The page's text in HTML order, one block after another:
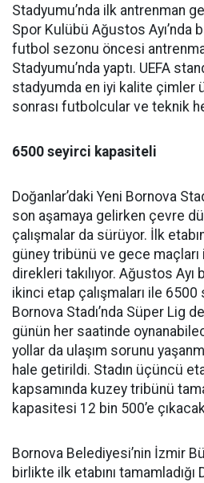
Stadyumu’nda ilk antrenman
Spor Kulübü Ağustos Ayı’nda
futbol sezonu öncesi
Stadyumu’nda yaptı. UEFA
stadyumda en iyi kalite çimler
sonrası futbolcular ve teknik
6500 seyirci kapasiteli
Doğanlar’daki Yeni Bornova
son aşamaya gelirken çevre
çalışmalar da sürüyor. İlk
güney tribünü ve gece maçları
direkleri takılıyor. Ağustos Ayı
ikinci etap çalışmaları ile
Bornova Stadı’nda Süper Lig
günün her saatinde
yollar da ulaşım sorunu
hale getirildi. Stadın üçüncü
kapsamında kuzey tribünü
kapasitesi 12 bin 500’e
Bornova Belediyesi’nin İzmir
birlikte ilk etabını tamamladığı